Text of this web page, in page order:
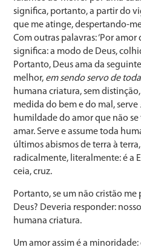
significa, portanto, a partir do
que me atinge, despertando-
Com outras palavras: ‘Por amor
significa: a modo de Deus,
Portanto, Deus ama da
melhor, em sendo servo de
humana criatura, sem
medida do bem e do mal, serve
humildade do amor que não
amar. Serve e assume toda
últimos abismos de terra à
radicalmente, literalmente: é a
ceia, cruz.
Portanto, se um não cristão me
Deus? Deveria responder:
humana criatura.
Um amor assim é a